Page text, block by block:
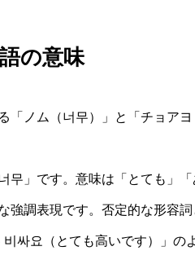
の意味
ノム（너무）」と「チョアヨ
무」です。意味は「とても」「
強調表現です。否定的な形容
싸요（とても高いです）」の